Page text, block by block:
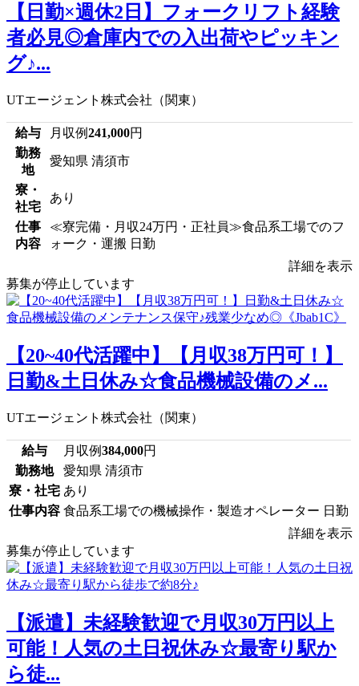
【日勤×週休2日】フォークリフト経験
者必見◎倉庫内での入出荷やピッキン
グ♪...
UTエージェント株式会社（関東）
給与 月収例241,000円
勤務
地
愛知県 清須市
寮・
社宅
あり
仕事
内容
≪寮完備・月収24万円・正社員≫食品系工場でのフ
ォーク・運搬 日勤
詳細を表示
募集が停止しています
【20~40代活躍中】【月収38万円可！】
日勤&土日休み☆食品機械設備のメ...
UTエージェント株式会社（関東）
給与 月収例384,000円
勤務地
愛知県 清須市
寮・社宅 あり
仕事内容 食品系工場での機械操作・製造オペレーター 日勤
詳細を表示
募集が停止しています
【派遣】未経験歓迎で月収30万円以上
可能！人気の土日祝休み☆最寄り駅か
ら徒...